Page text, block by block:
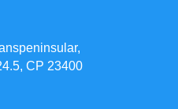
CP 23400